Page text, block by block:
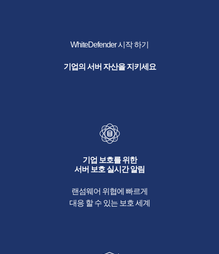
WhiteDefender 시작 하기
기업의 서버 자산을 지키세요
기업 보호를 위한
서버 보호 실시간 알림
랜섬웨어 위협에 빠르게
대응 할 수 있는 보호 세계